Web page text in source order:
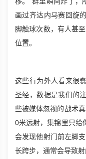
画过齐达内马赛回旋
脚触球次数，有人甚
位置。
这些行为外人看来很
圣经，数据是我们的
些被媒体忽视的战术
0米远射，集锦里只给
会发现他射门前左脚
长跨步，通常会导致